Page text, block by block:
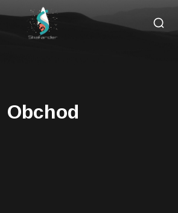
Obchod